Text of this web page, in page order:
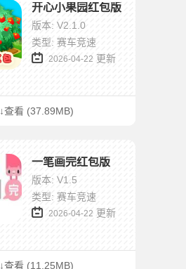
开心小果园红包版
版本: V2.1.0
类型: 赛车竞速
2026-04-22 更新
↓查看 (37.89MB)
一笔画完红包版
版本: V1.5
类型: 赛车竞速
2026-04-22 更新
↓查看 (11.25MB)